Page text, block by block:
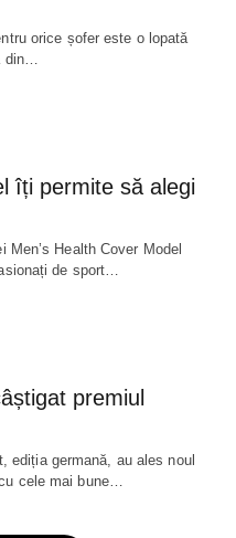
orice șofer este o lopată
din…
îți permite să alegi
Health Cover Model
de sport…
premiul
ediția germană, au ales noul
cele mai bune…